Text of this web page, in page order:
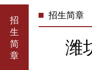
伍
养
招
生
简
章
招生简章
潍